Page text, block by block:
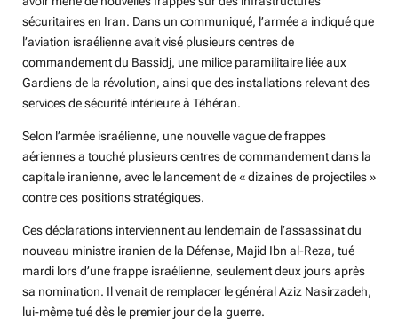
sécuritaires en Iran. Dans un communiqué, l’armée a indiqué que
l’aviation israélienne avait visé plusieurs centres de
commandement du Bassidj, une milice paramilitaire liée aux
Gardiens de la révolution, ainsi que des installations relevant des
services de sécurité intérieure à Téhéran.
Selon l’armée israélienne, une nouvelle vague de frappes
aériennes a touché plusieurs centres de commandement dans la
capitale iranienne, avec le lancement de « dizaines de projectiles »
contre ces positions stratégiques.
Ces déclarations interviennent au lendemain de l’assassinat du
nouveau ministre iranien de la Défense, Majid Ibn al-Reza, tué
mardi lors d’une frappe israélienne, seulement deux jours après
sa nomination. Il venait de remplacer le général Aziz Nasirzadeh,
lui-même tué dès le premier jour de la guerre.